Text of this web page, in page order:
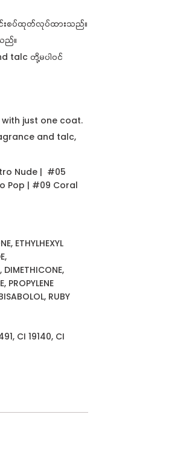
င်းစပ်ထုတ်လုပ်ထားသည်။
ည်။
talc တို့မပါဝင်
just one coat.
and talc,
Nude | #05
Pop | #09 Coral
ETHYLHEXYL
DIMETHICONE,
PROPYLENE
RUBY
CI 19140, CI